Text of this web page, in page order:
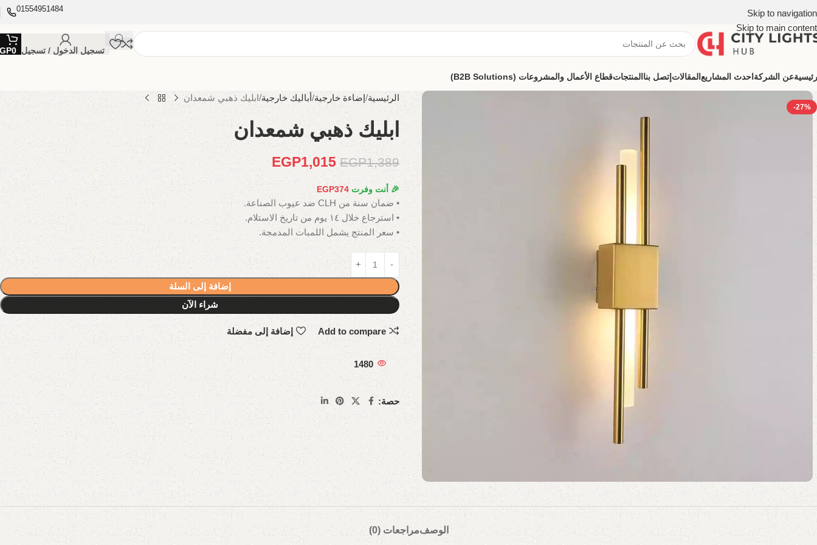
Skip to navigation
Skip to main content
01554951484
تسجيل الدخول / تسجيل 0
عن الشركة احدث المشاريع المقالات إتصل بنا المنتجاتقطاع الأعمال والمشروعات (B2B Solutions)
-27%
الرئيسية إضاءة خارجية أباليك خارجية ابليك ذهبي شمعدان
ابليك ذهبي شمعدان
EGP1,389
EGP1,015
🎉 أنت وفرت EGP374
• ضمان سنة من CLH ضد عيوب الصناعة.
• استرجاع خلال ١٤ يوم من تاريخ الاستلام.
• سعر المنتج يشمل اللمبات المدمجة.
إضافة إلى السلة
شراء الآن
Add to compare إضافة إلى مفضلة
1480
حصة:
الوصفمراجعات (0)